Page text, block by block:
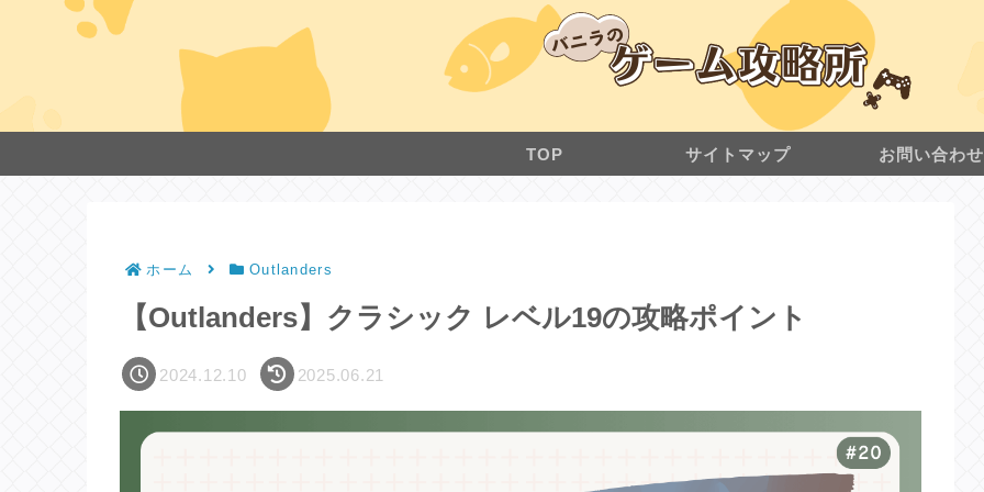
TOP サイトマップ お問い合わせ
ホーム Outlanders
【Outlanders】クラシック レベル19の攻略ポイント
2024.12.10 2025.06.21